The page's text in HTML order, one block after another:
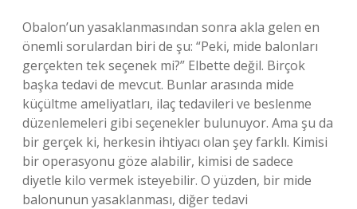
Obalon’un yasaklanmasından sonra akla gelen en
önemli sorulardan biri de şu: “Peki, mide balonları
gerçekten tek seçenek mi?” Elbette değil. Birçok
başka tedavi de mevcut. Bunlar arasında mide
küçültme ameliyatları, ilaç tedavileri ve beslenme
düzenlemeleri gibi seçenekler bulunuyor. Ama şu da
bir gerçek ki, herkesin ihtiyacı olan şey farklı. Kimisi
bir operasyonu göze alabilir, kimisi de sadece
diyetle kilo vermek isteyebilir. O yüzden, bir mide
balonunun yasaklanması, diğer tedavi